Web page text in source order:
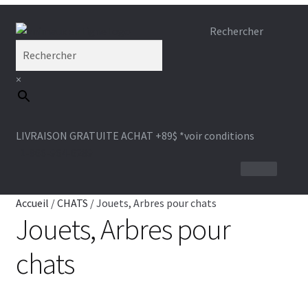
Aller
navigation
Aller
Rechercher
×
LIVRAISON GRATUITE ACHAT +89$ *voir conditions
CHIENS
CHATS
TOILETTAGE
Accueil /CHATS /Jouets, Arbres pour chats
Jouets, Arbres pour
chats